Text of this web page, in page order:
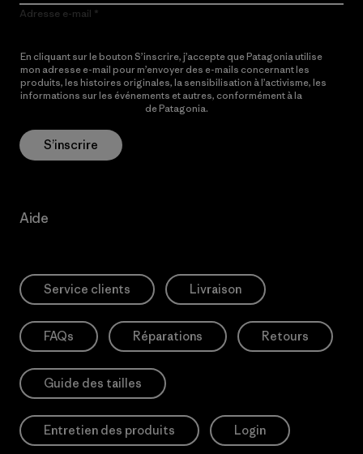
Adresse e-mail
En cliquant sur le bouton S’inscrire, j’accepte que Patagonia utilise
mon adresse e-mail pour m’envoyer des e-mails concernant les
produits, les histoires originales, la sensibilisation à l’activisme, les
informations sur les événements et autres, conformément à la
de Patagonia.
S’inscrire
Aide
Service clients Livraison
FAQs Réparations Retours
Guide des tailles
Entretien des produits Login